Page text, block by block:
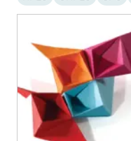
(S,S) P-
CAP™-
DP
Astec
CLC-L
Astec